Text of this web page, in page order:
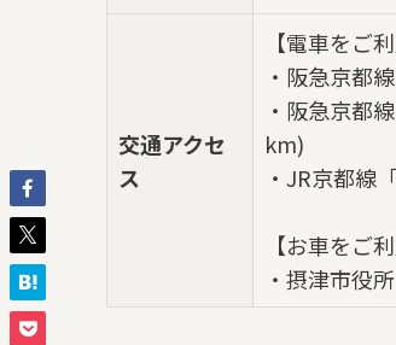
交通アクセ
ス
【電車をご
・阪急京都
・阪急京都
km)
・JR京都線
【お車をご
・摂津市役